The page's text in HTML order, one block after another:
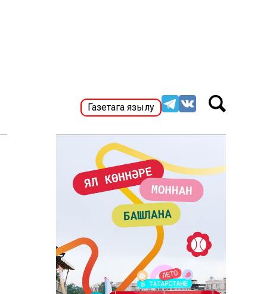
Газетага язылу